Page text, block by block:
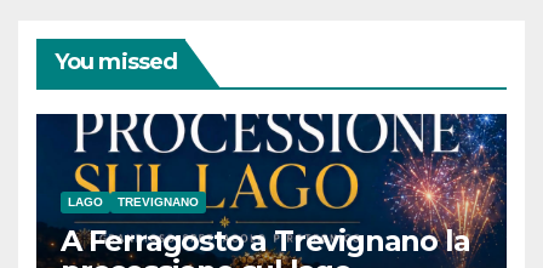
You missed
LAGO TREVIGNANO
A Ferragosto a Trevignano la